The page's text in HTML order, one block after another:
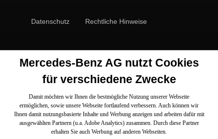
Datenschutz Rechtliche Hinweise
Mercedes-Benz AG nutzt Cookies
für verschiedene Zwecke
Damit möchten wir Ihnen die bestmögliche Nutzung unserer Webseite
ermöglichen, sowie unsere Webseite fortlaufend verbessern. Auch können wir
Ihnen damit nutzungsbasierte Inhalte und Werbung anzeigen und arbeiten dafür mit
ausgewählten Partnern (u.a. Adobe Analytics) zusammen. Durch diese Partner
erhalten Sie auch Werbung auf anderen Webseiten.